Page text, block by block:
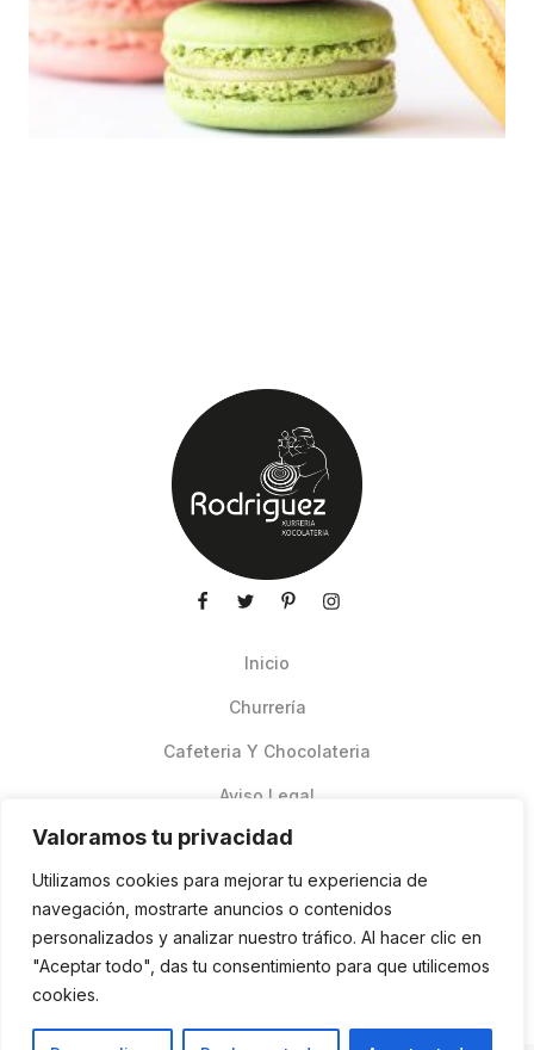
Valoramos tu privacidad
Utilizamos cookies para mejorar tu experiencia de
navegación, mostrarte anuncios o contenidos
personalizados y analizar nuestro tráfico. Al hacer clic en
"Aceptar todo", das tu consentimiento para que utilicemos
cookies.
Inicio
Churrería
Cafeteria Y Chocolateria
Aviso Legal
Pedidos Online Glovo
Contacto